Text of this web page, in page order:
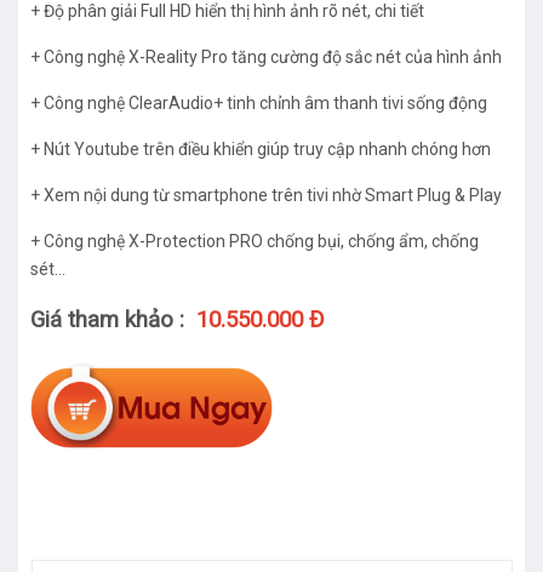
+ Độ phân giải Full HD hiển thị hình ảnh rõ nét, chi tiết
+ Công nghệ X-Reality Pro tăng cường độ sắc nét của hình ảnh
+ Công nghệ ClearAudio+ tinh chỉnh âm thanh tivi sống động
+ Nút Youtube trên điều khiển giúp truy cập nhanh chóng hơn
+ Xem nội dung từ smartphone trên tivi nhờ Smart Plug & Play
+ Công nghệ X-Protection PRO chống bụi, chống ẩm, chống
sét...
Giá tham khảo : 10.550.000 Đ